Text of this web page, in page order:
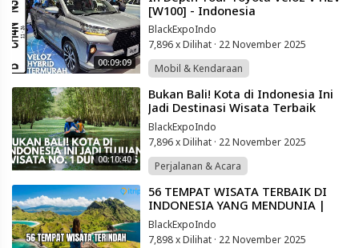
00:09:09
[W100] - Indonesia
BlackExpoIndo
7,896 x Dilihat · 22 November 2025
Mobil & Kendaraan
00:10:40
⁣Bukan Bali! Kota di Indonesia Ini
Jadi Destinasi Wisata Terbaik
Dunia Tahun 2025
BlackExpoIndo
7,896 x Dilihat · 22 November 2025
Perjalanan & Acara
⁣56 TEMPAT WISATA TERBAIK DI
INDONESIA YANG MENDUNIA |
WISATA INDONESIA PAING HITS
2025
BlackExpoIndo
7,898 x Dilihat · 22 November 2025